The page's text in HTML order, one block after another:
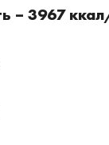
– 3967